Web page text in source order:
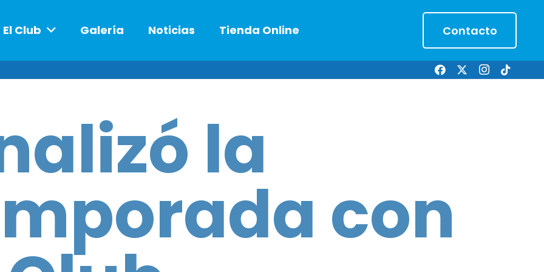
El Club Galería Noticias Tienda Online Contacto
la
con